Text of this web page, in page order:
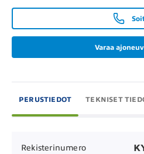
Varaa
PERUSTIEDOT TEKNISET
Rekisterinumero